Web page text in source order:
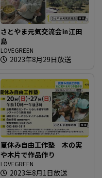
さとやま元気交流会㏌江田
島
LOVEGREEN
2023年8月29日放送
夏休み自由工作塾 木の実
や木片で作品作り
LOVEGREEN
2023年8月1日放送